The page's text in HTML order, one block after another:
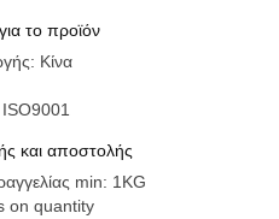
το προϊόν
Κίνα
και αποστολής
min: 1KG
on quantity